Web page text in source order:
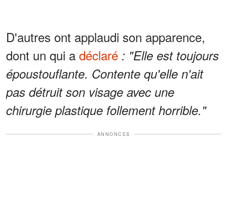
D'autres ont applaudi son apparence,
dont un qui a déclaré : "Elle est toujours
époustouflante. Contente qu'elle n'ait
pas détruit son visage avec une
chirurgie plastique follement horrible."
ANNONCES